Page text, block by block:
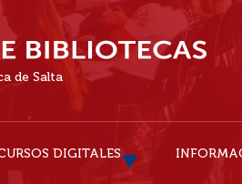
de Salta
DIGITALES